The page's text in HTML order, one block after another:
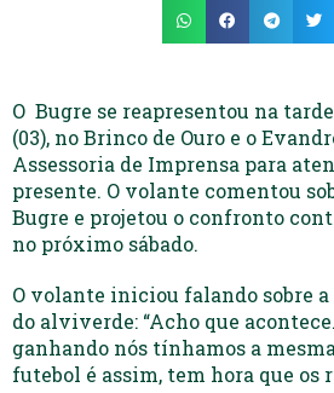
O Bugre se reapresentou na
(03), no Brinco de Ouro e o
Assessoria de Imprensa para
presente. O volante comentou
Bugre e projetou o confronto
no próximo sábado.
O volante iniciou falando sobre
do alviverde: “Acho que
ganhando nós tínhamos a
futebol é assim, tem hora que os